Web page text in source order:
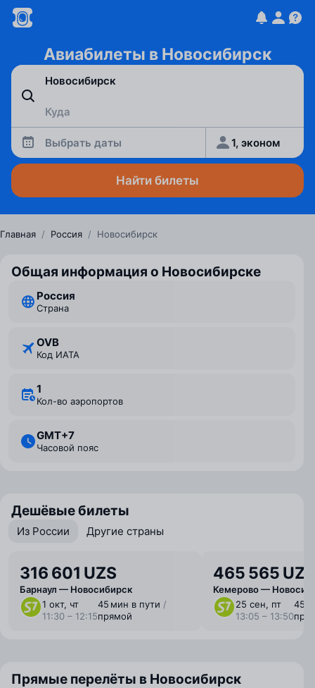
Авиабилеты в Новосибирск
Выбрать даты 1, эконом
Найти билеты
Главная / Россия / Новосибирск
Общая информация о Новосибирске
Россия
Страна
OVB
Код ИАТА
1
Кол-во аэропортов
GMT+7
Часовой пояс
Дешёвые билеты
Из России Другие страны
316 601 UZS
Барнаул — Новосибирск
1 окт, чт
11:30 – 12:15
45 мин в пути /
прямой
465 565 UZS
Кемерово —
25 сен, пт
13:05 – 13:50
45
Прямые перелёты в Новосибирск